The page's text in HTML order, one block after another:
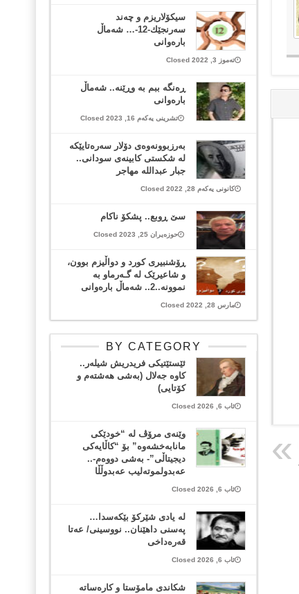
سیکۆلاریزم و چەند
سەرنجێك-12-… شەماڵ
بارەوانی
تەموز 3, 2022 Closed
ڕەنگە ببم به وڕێنە.. شەماڵ
بارەوانی
تشرینی یەکەم 16, 2023 Closed
بەرزبوونەوەی دۆلار سەرەتایێکە
لە شکستی کابینەی سودانی..
جبار عبداللە مهاجر
کانونی یەکەم 28, 2022 Closed
سێ ڕوبع.. پشکۆ ناکام
حوزەیران 25, 2023 Closed
ڕۆشنبیری کورد و دواڵیزم بوون،
و شاعیرێک لە گـەرماو بە
نموونە..2.. شەماڵ بارەوانی
مارس 28, 2022 Closed
BY CATEGORY
ئێستێتیکی فریدریش شیلەر..
کاوە جەلال (بەشی هەشتەم و
کۆتایی)
ئاب 6, 2026 Closed
وێنەی مرۆڤ لە “خودێکی
مانابەخشەوە” بۆ “کاڵایەکی
دیجیتاڵی”- بەشی دووەم-..
عەبدولموتەلیب عەبدوڵڵا
ئاب 6, 2026 Closed
لە یادی شێرکۆ بێکەسدا…
پەسنی داهێنان.. نووسینی/ عەتا
قەرەداخی
ئاب 6, 2026 Closed
شکاندی مامۆستا و کارەساتە